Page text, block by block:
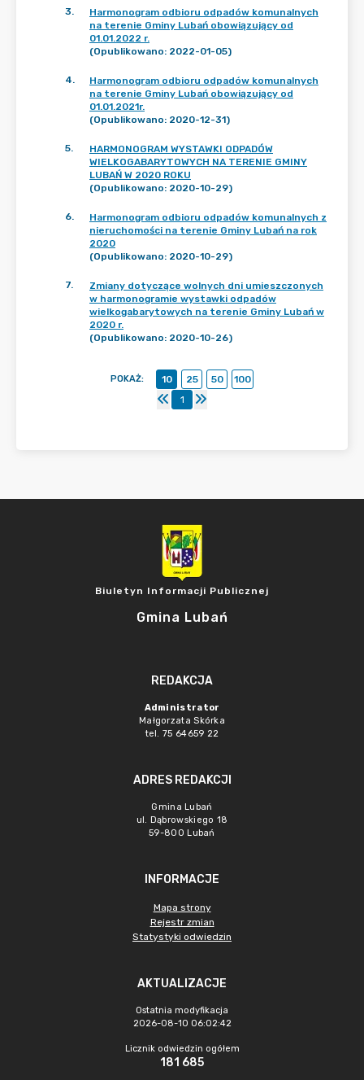
3.
Harmonogram odbioru odpadów komunalnych
na terenie Gminy Lubań obowiązujący od
01.01.2022 r.
(Opublikowano: 2022-01-05)
4.
Harmonogram odbioru odpadów komunalnych
na terenie Gminy Lubań obowiązujący od
01.01.2021r.
(Opublikowano: 2020-12-31)
5.
HARMONOGRAM WYSTAWKI ODPADÓW
WIELKOGABARYTOWYCH NA TERENIE GMINY
LUBAŃ W 2020 ROKU
(Opublikowano: 2020-10-29)
6.
Harmonogram odbioru odpadów komunalnych z
nieruchomości na terenie Gminy Lubań na rok
2020
(Opublikowano: 2020-10-29)
7.
Zmiany dotyczące wolnych dni umieszczonych
w harmonogramie wystawki odpadów
wielkogabarytowych na terenie Gminy Lubań w
2020 r.
(Opublikowano: 2020-10-26)
POKAŻ: 10 25 50
100
1
Biuletyn Informacji Publicznej
Gmina Lubań
REDAKCJA
Administrator
Małgorzata Skórka
tel. 75 64659 22
ADRES REDAKCJI
Gmina Lubań
ul. Dąbrowskiego 18
59-800 Lubań
INFORMACJE
Mapa strony
Rejestr zmian
Statystyki odwiedzin
AKTUALIZACJE
Ostatnia modyfikacja
2026-08-10 06:02:42
Licznik odwiedzin ogółem
181 685